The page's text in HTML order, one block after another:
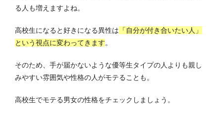
る人も増えますよね。
高校生になると好きになる異性は 「自分が付き合いたい人」
という視点に変わってきます。
そのため、手が届かないような優等生タイプの人よりも親し
みやすい雰囲気や性格の人がモテることも。
高校生でモテる男女の性格をチェックしましょう。